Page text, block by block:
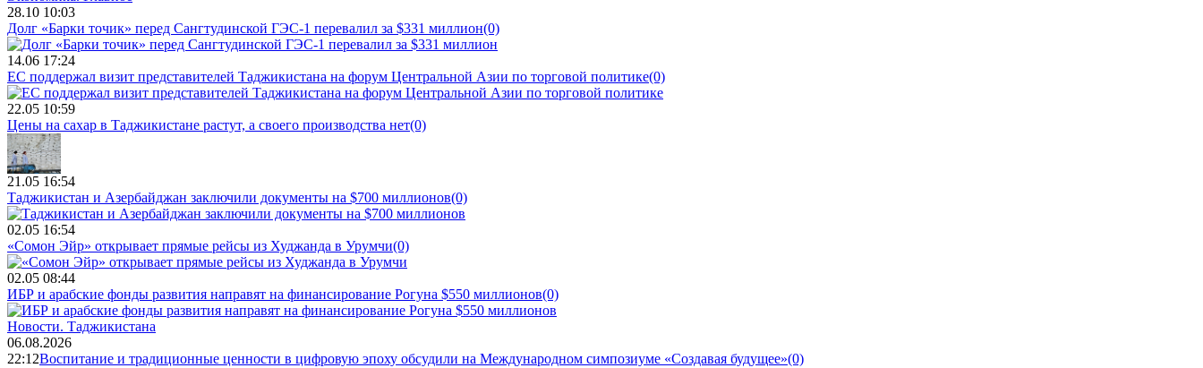
28.10 10:03
Долг «Барки точик» перед Сангтудинской ГЭС-1 перевалил за $331 миллион(0)
14.06 17:24
ЕС поддержал визит представителей Таджикистана на форум Центральной Азии по торговой политике(0)
22.05 10:59
Цены на сахар в Таджикистане растут, а своего производства нет(0)
21.05 16:54
Таджикистан и Азербайджан заключили документы на $700 миллионов(0)
02.05 16:54
«Сомон Эйр» открывает прямые рейсы из Худжанда в Урумчи(0)
02.05 08:44
ИБР и арабские фонды развития направят на финансирование Рогуна $550 миллионов(0)
Новости. Таджикистана
06.08.2026
22:12Воспитание и традиционные ценности в цифровую эпоху обсудили на Международном симпозиуме «Создавая будущее»(0)